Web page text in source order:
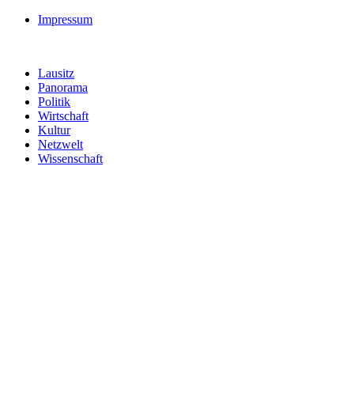
Impressum
Lausitz
Panorama
Politik
Wirtschaft
Kultur
Netzwelt
Wissenschaft